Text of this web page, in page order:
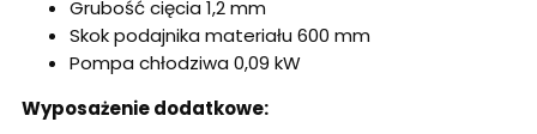
Grubość cięcia 1,2 mm
Skok podajnika materiału 600 mm
Pompa chłodziwa 0,09 kW
Wyposażenie dodatkowe: